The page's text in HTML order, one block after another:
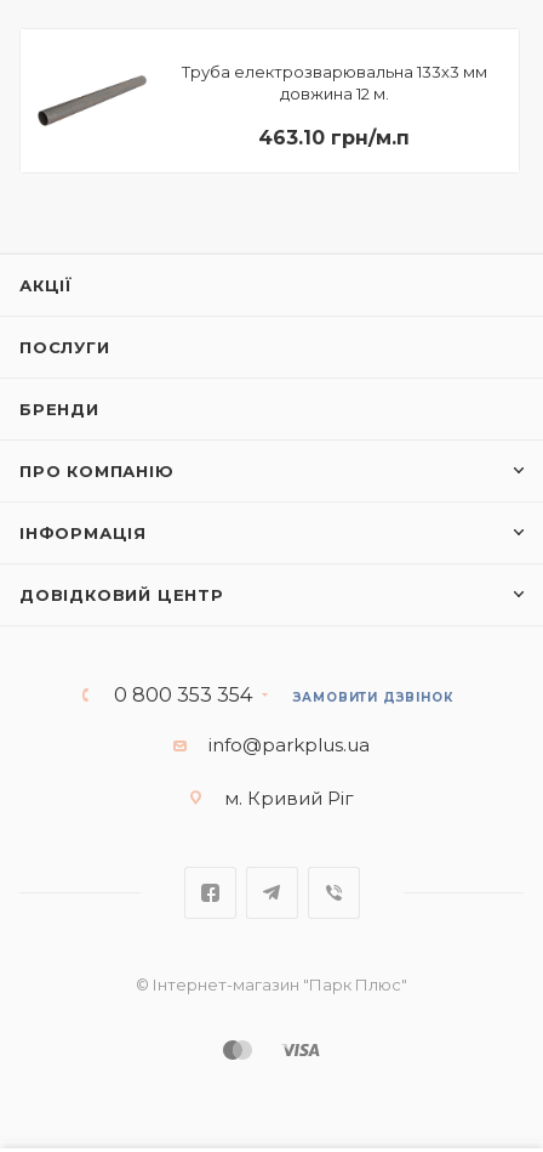
Труба електрозварювальна 133х3 мм
довжина 12 м.
463.10 грн/м.п
АКЦІЇ
ПОСЛУГИ
БРЕНДИ
ПРО КОМПАНІЮ
ІНФОРМАЦІЯ
ДОВІДКОВИЙ ЦЕНТР
0 800 353 354 ЗАМОВИТИ ДЗВІНОК
info@parkplus.ua
м. Кривий Ріг
© Інтернет-магазин "Парк Плюс"